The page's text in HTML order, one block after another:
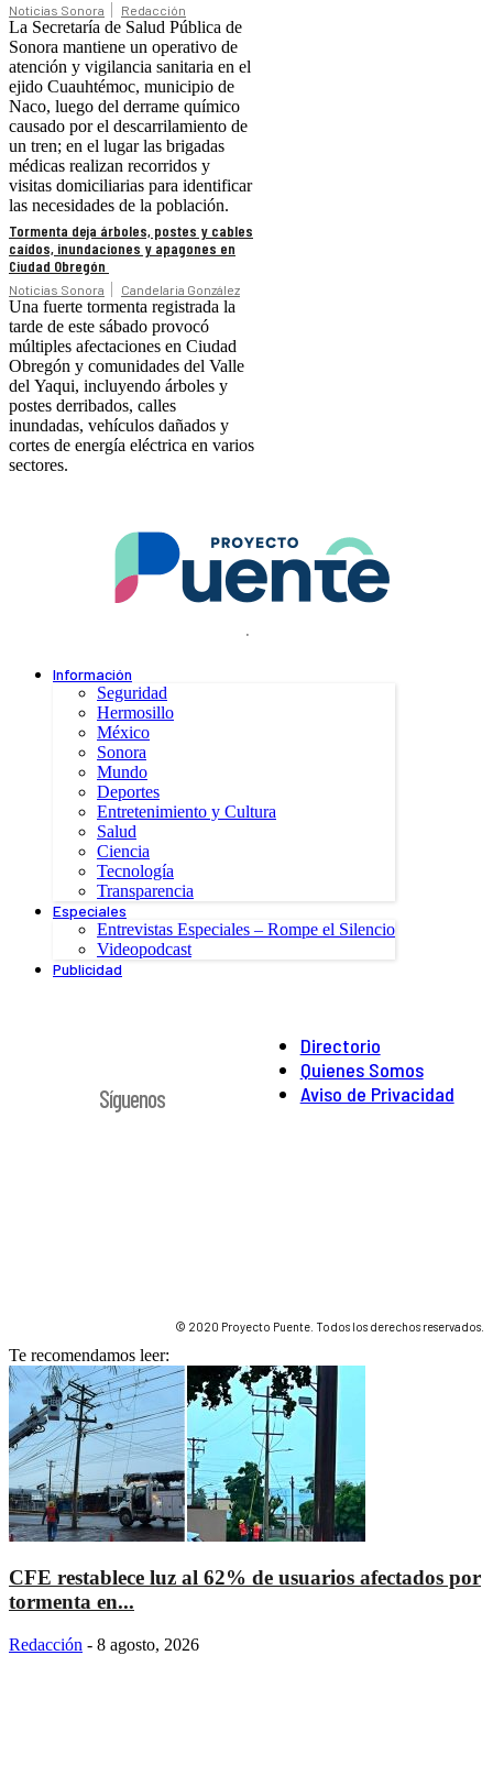
Noticias Sonora Redacción
La Secretaría de Salud Pública de
Sonora mantiene un operativo de
atención y vigilancia sanitaria en el
ejido Cuauhtémoc, municipio de
Naco, luego del derrame químico
causado por el descarrilamiento de
un tren; en el lugar las brigadas
médicas realizan recorridos y
visitas domiciliarias para identificar
las necesidades de la población.
Tormenta deja árboles, postes y cables
caídos, inundaciones y apagones en
Ciudad Obregón
Noticias Sonora Candelaria González
Una fuerte tormenta registrada la
tarde de este sábado provocó
múltiples afectaciones en Ciudad
Obregón y comunidades del Valle
del Yaqui, incluyendo árboles y
postes derribados, calles
inundadas, vehículos dañados y
cortes de energía eléctrica en varios
sectores.
.
Información
Seguridad
Hermosillo
México
Sonora
Mundo
Deportes
Entretenimiento y Cultura
Salud
Ciencia
Tecnología
Transparencia
Especiales
Entrevistas Especiales – Rompe el Silencio
Videopodcast
Publicidad
Directorio
Quienes Somos
Aviso de Privacidad
Síguenos
© 2020 Proyecto Puente. Todos los derechos reservados.
Te recomendamos leer:
CFE restablece luz al 62% de usuarios afectados por
tormenta en...
Redacción - 8 agosto, 2026